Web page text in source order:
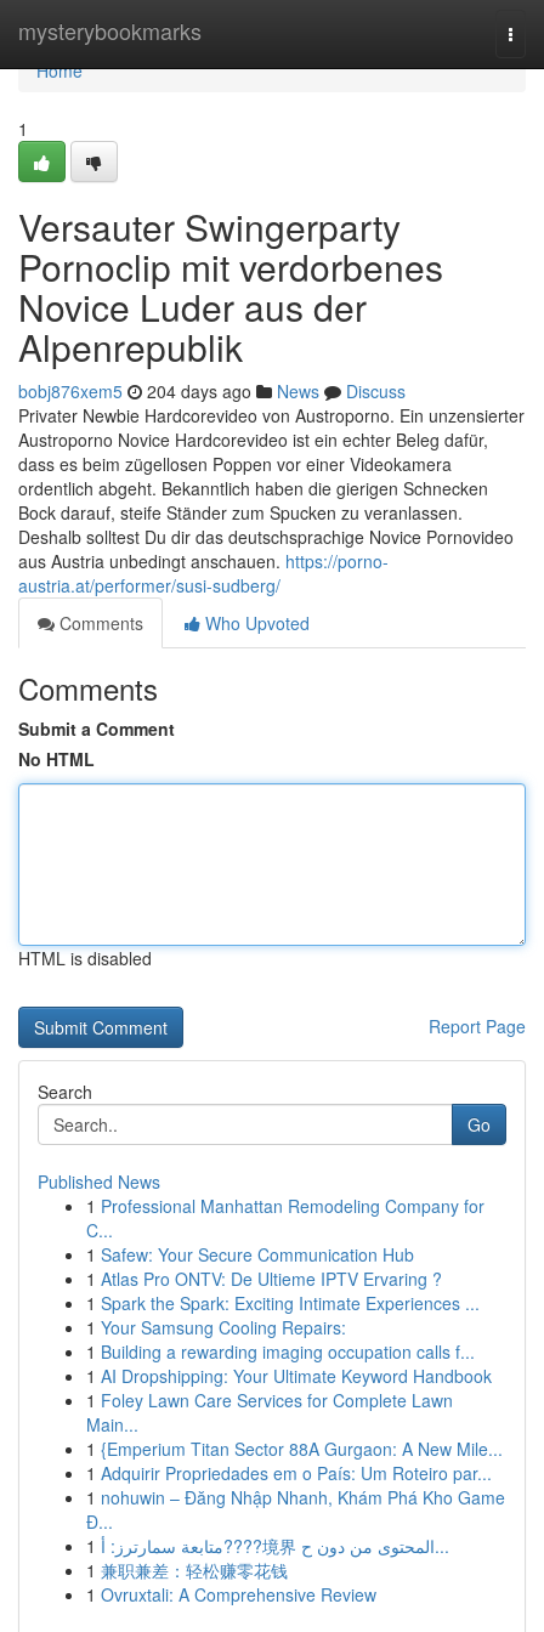
mysterybookmarks
Home
Home
1
Versauter Swingerparty
Pornoclip mit verdorbenes
Novice Luder aus der
Alpenrepublik
bobj876xem5 204 days ago News
Discuss
Privater Newbie Hardcorevideo von Austroporno. Ein unzensierter
Austroporno Novice Hardcorevideo ist ein echter Beleg dafür,
dass es beim zügellosen Poppen vor einer Videokamera
ordentlich abgeht. Bekanntlich haben die gierigen Schnecken
Bock darauf, steife Ständer zum Spucken zu veranlassen.
Deshalb solltest Du dir das deutschsprachige Novice Pornovideo
aus Austria unbedingt anschauen. https://porno-
austria.at/performer/susi-sudberg/
Comments
Who Upvoted
Comments
Submit a Comment
No HTML
HTML is disabled
Report Page
Search
Go
Published News
1 Professional Manhattan Remodeling Company for
C...
1 Safew: Your Secure Communication Hub
1 Atlas Pro ONTV: De Ultieme IPTV Ervaring ?
1 Spark the Spark: Exciting Intimate Experiences ...
1 Your Samsung Cooling Repairs:
1 Building a rewarding imaging occupation calls f...
1 AI Dropshipping: Your Ultimate Keyword Handbook
1 Foley Lawn Care Services for Complete Lawn
Main...
1 {Emperium Titan Sector 88A Gurgaon: A New Mile...
1 Adquirir Propriedades em o País: Um Roteiro par...
1 nohuwin – Đăng Nhập Nhanh, Khám Phá Kho Game
Đ...
1
متابعة سمارترز: أ????境界 المحتوى من دون ح...
1 兼职兼差：轻松赚零花钱
1 Ovruxtali: A Comprehensive Review